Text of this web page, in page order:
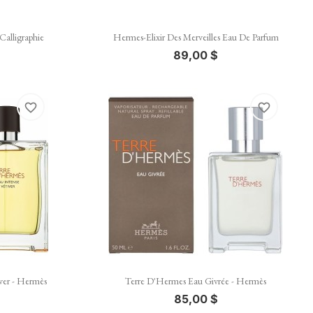
Vista rápida
Hermes-Elixir Des Merveilles Eau De Parfum
89,00 $
- Hermès
favorite_border
 Vista rápida
Terre D'Hermes Eau Givrée - Hermès
85,00 $
favorite_border